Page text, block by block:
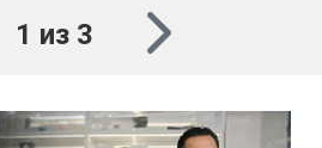
1 из 3